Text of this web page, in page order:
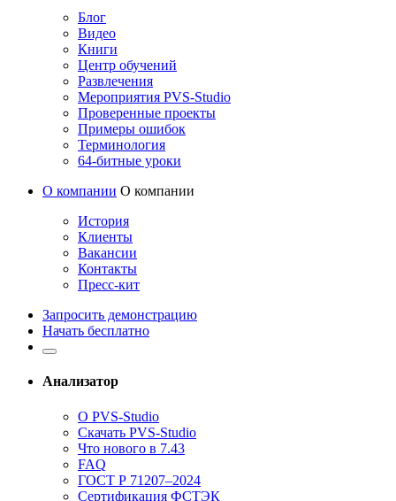
Блог
Видео
Книги
Центр обучений
Развлечения
Мероприятия PVS-Studio
Проверенные проекты
Примеры ошибок
Терминология
64-битные уроки
О компании О компании
История
Клиенты
Вакансии
Контакты
Пресс-кит
Запросить демонстрацию
Начать бесплатно
Анализатор
О PVS-Studio
Скачать PVS-Studio
Что нового в 7.43
FAQ
ГОСТ Р 71207–2024
Сертификация ФСТЭК